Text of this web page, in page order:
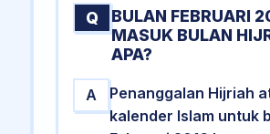
Q
BULAN FEBRUARI
MASUK BULAN
APA?
A
Penanggalan Hijriah
kalender Islam untuk